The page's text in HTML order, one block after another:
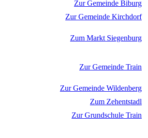
Zur Gemeinde Biburg
Zur Gemeinde Kirchdorf
Zum Markt Siegenburg
Zur Gemeinde Train
Zur Gemeinde Wildenberg
Zum Zehentstadl
Zur Grundschule Train